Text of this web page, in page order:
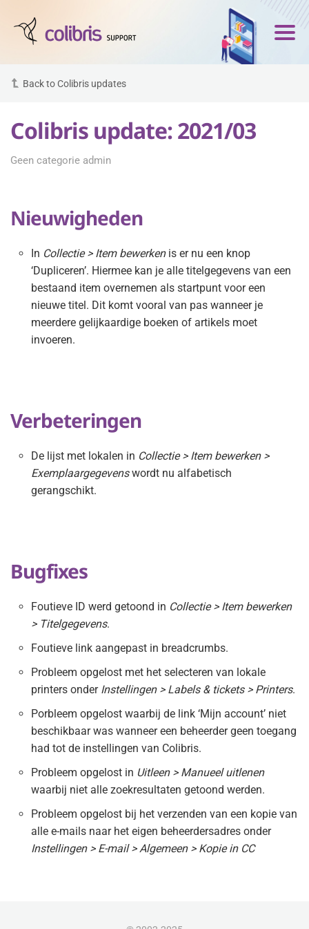
Back to Colibris updates
Colibris update: 2021/03
Geen categorie admin
Nieuwigheden
In Collectie > Item bewerkenis er nu een knop
‘Dupliceren’. Hiermee kan je alle titelgegevens van een
bestaand item overnemen als startpunt voor een
nieuwe titel. Dit komt vooral van pas wanneer je
meerdere gelijkaardige boeken of artikels moet
invoeren.
Verbeteringen
De lijst met lokalen in Collectie > Item bewerken >
Exemplaargegevenswordt nu alfabetisch
gerangschikt.
Bugfixes
Foutieve ID werd getoond in Collectie > Item bewerken
> Titelgegevens.
Foutieve link aangepast in breadcrumbs.
Probleem opgelost met het selecteren van lokale
printers onder Instellingen > Labels & tickets > Printers.
Porbleem opgelost waarbij de link ‘Mijn account’ niet
beschikbaar was wanneer een beheerder geen toegang
had tot de instellingen van Colibris.
Probleem opgelost in Uitleen > Manueel uitlenen
waarbij niet alle zoekresultaten getoond werden.
Probleem opgelost bij het verzenden van een kopie van
alle e-mails naar het eigen beheerdersadres onder
Instellingen > E-mail > Algemeen > Kopie in CC